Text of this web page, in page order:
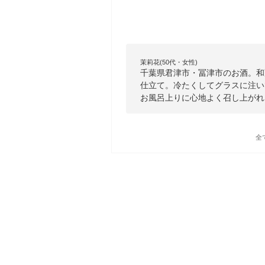
茉莉花(50代・女性)
千葉県君津市・冨津市のお酒。
仕立て。冷たくしてグラスに注
お風呂上りに心地よく召し上が
全